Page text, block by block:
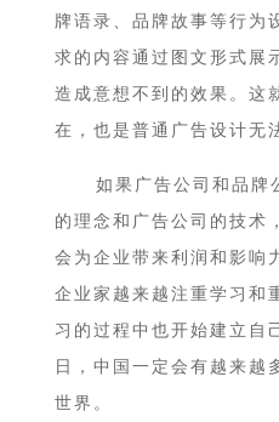
牌语录、品牌故事等行为
求的内容通过图文形式展
造成意想不到的效果。这
在，也是普通广告设计无
如果广告公司和品牌
的理念和广告公司的技术
会为企业带来利润和影响
企业家越来越注重学习和
习的过程中也开始建立自
日，中国一定会有越来越
世界。